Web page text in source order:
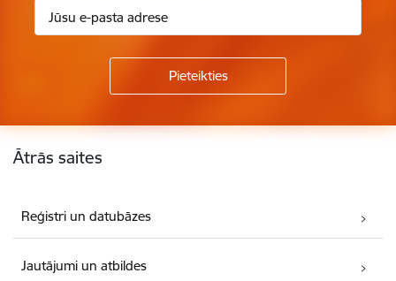
Kājene
Ātrās saites
Reģistri un datubāzes
Jautājumi un atbildes